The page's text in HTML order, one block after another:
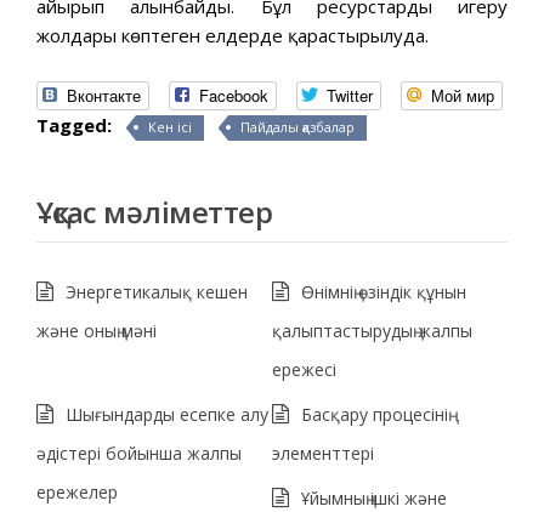
айырып алынбайды. Бұл ресурстарды игеру
жолдары көптеген елдерде қарастырылуда.
Вконтакте Facebook Twitter Мой мир
Tagged: Кен ісі Пайдалы қазбалар
Ұқсас мәліметтер
Энергетикалық кешен
және оның мәні
Өнімнің өзіндік құнын
қалыптастырудың жалпы
ережесі
Шығындарды есепке алу
әдістері бойынша жалпы
ережелер
Басқару процесінің
элементтері
Ұйымның ішкі және